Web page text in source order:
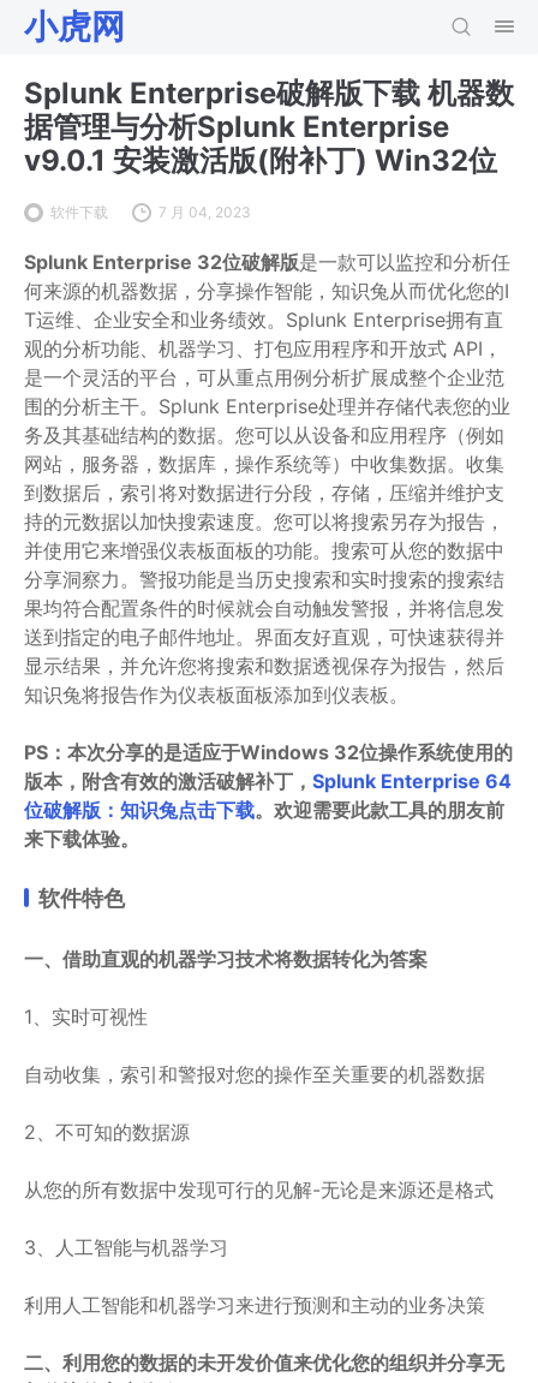
小虎网
Splunk Enterprise破解版下载 机器数
据管理与分析Splunk Enterprise
v9.0.1 安装激活版(附补丁) Win32位
软件下载 7 月 04, 2023
Splunk Enterprise 32位破解版是一款可以监控和分析任
何来源的机器数据，分享操作智能，知识兔从而优化您的I
T运维、企业安全和业务绩效。Splunk Enterprise拥有直
观的分析功能、机器学习、打包应用程序和开放式 API，
是一个灵活的平台，可从重点用例分析扩展成整个企业范
围的分析主干。Splunk Enterprise处理并存储代表您的业
务及其基础结构的数据。您可以从设备和应用程序（例如
网站，服务器，数据库，操作系统等）中收集数据。收集
到数据后，索引将对数据进行分段，存储，压缩并维护支
持的元数据以加快搜索速度。您可以将搜索另存为报告，
并使用它来增强仪表板面板的功能。搜索可从您的数据中
分享洞察力。警报功能是当历史搜索和实时搜索的搜索结
果均符合配置条件的时候就会自动触发警报，并将信息发
送到指定的电子邮件地址。界面友好直观，可快速获得并
显示结果，并允许您将搜索和数据透视保存为报告，然后
知识兔将报告作为仪表板面板添加到仪表板。
PS：本次分享的是适应于Windows 32位操作系统使用的
版本，附含有效的激活破解补丁， Splunk Enterprise 64
位破解版：知识兔点击下载。欢迎需要此款工具的朋友前
来下载体验。
软件特色
一、借助直观的机器学习技术将数据转化为答案
1、实时可视性
自动收集，索引和警报对您的操作至关重要的机器数据
2、不可知的数据源
从您的所有数据中发现可行的见解-无论是来源还是格式
3、人工智能与机器学习
利用人工智能和机器学习来进行预测和主动的业务决策
二、利用您的数据的未开发价值来优化您的组织并分享无